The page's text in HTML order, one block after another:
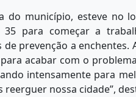
do município, esteve no
35 para começar a
prevenção a
acabar com o
intensamente para
nossa cidade”,